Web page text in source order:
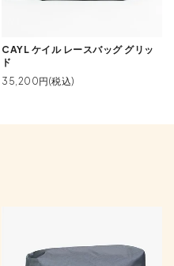
CAYL ケイル レースバッグ グリッ
ド
35,200円(税込)